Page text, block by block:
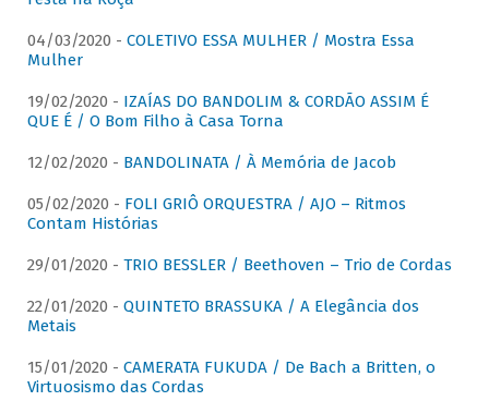
04/03/2020 - COLETIVO ESSA MULHER / Mostra Essa
Mulher
19/02/2020 - IZAÍAS DO BANDOLIM & CORDÃO ASSIM É
QUE É / O Bom Filho à Casa Torna
12/02/2020 - BANDOLINATA / À Memória de Jacob
05/02/2020 - FOLI GRIÔ ORQUESTRA / AJO – Ritmos
Contam Histórias
29/01/2020 - TRIO BESSLER / Beethoven – Trio de Cordas
22/01/2020 - QUINTETO BRASSUKA / A Elegância dos
Metais
15/01/2020 - CAMERATA FUKUDA / De Bach a Britten, o
Virtuosismo das Cordas